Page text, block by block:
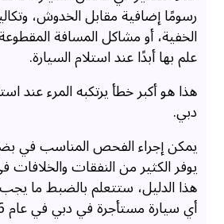
رسومًا إضافية مقابل الخدوش،
الخفية، أو مشاكل المسافة
علم بها أبدًا عند استلام السيارة.
هذا هو أكبر خطأ يرتكبه المرء عند
دبي.
يمكن إجراء الفحص المناسب في
يوفر الكثير من النفقات
هذا الدليل، ستتعلم بالضبط ما
أي سيارة مستأجرة في دبي في عام 2026.